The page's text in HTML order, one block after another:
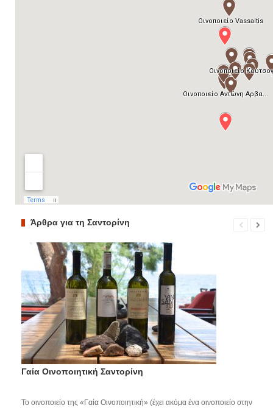
Άρθρα για τη Σαντορίνη
Γαία Οινοποιητική Σαντορίνη
Το οινοποιείο της «Γαία Οινοποιητική» (έχει ακόμα ένα οινοποιείο στην